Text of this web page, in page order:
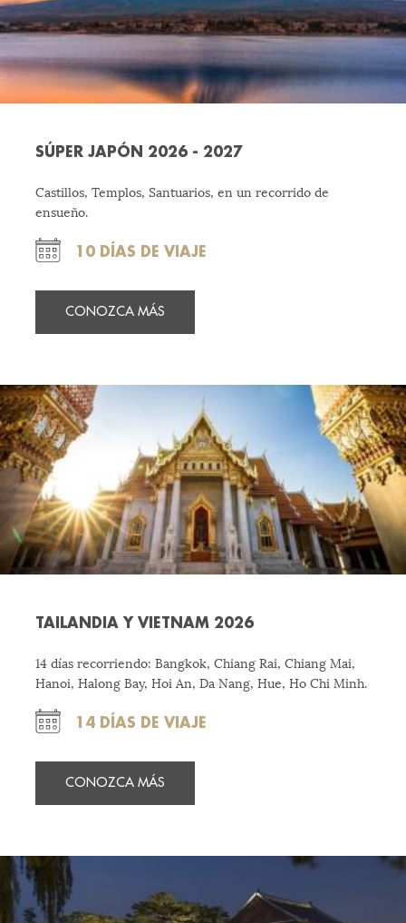
SÚPER JAPÓN 2026 - 2027
Castillos, Templos, Santuarios, en un recorrido de
ensueño.
10 DÍAS DE VIAJE
CONOZCA MÁS
TAILANDIA Y VIETNAM 2026
14 días recorriendo: Bangkok, Chiang Rai, Chiang Mai,
Hanoi, Halong Bay, Hoi An, Da Nang, Hue, Ho Chi Minh.
14 DÍAS DE VIAJE
CONOZCA MÁS